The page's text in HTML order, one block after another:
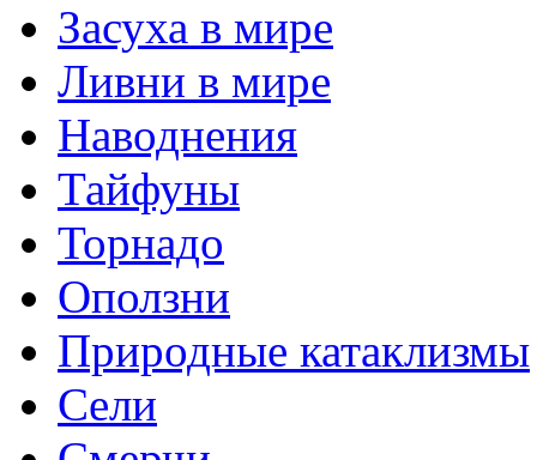
Засуха в мире
Ливни в мире
Наводнения
Тайфуны
Торнадо
Оползни
Природные катаклизмы
Сели